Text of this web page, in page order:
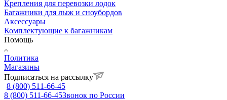
Крепления для перевозки лодок
Багажники для лыж и сноубордов
Аксессуары
Комплектующие к багажникам
Помощь
Политика
Магазины
Подписаться на рассылку
8 (800) 511-66-45
8 (800) 511-66-45Звонок по России